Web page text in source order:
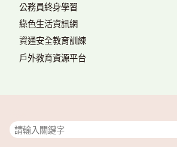
公務員終身學習
綠色生活資訊網
資通安全教育訓練
戶外教育資源平台